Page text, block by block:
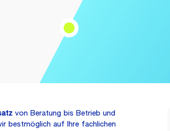
von Beratung bis Betrieb und
bestmöglich auf Ihre fachlichen